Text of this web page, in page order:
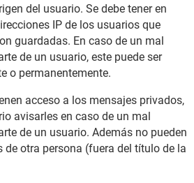
del usuario. Se debe tener en
IP de los usuarios que
guardadas. En caso de un mal
de un usuario, este puede ser
o permanentemente.
acceso a los mensajes privados,
avisarles en caso de un mal
de un usuario. Además no pueden
otra persona (fuera del título de la